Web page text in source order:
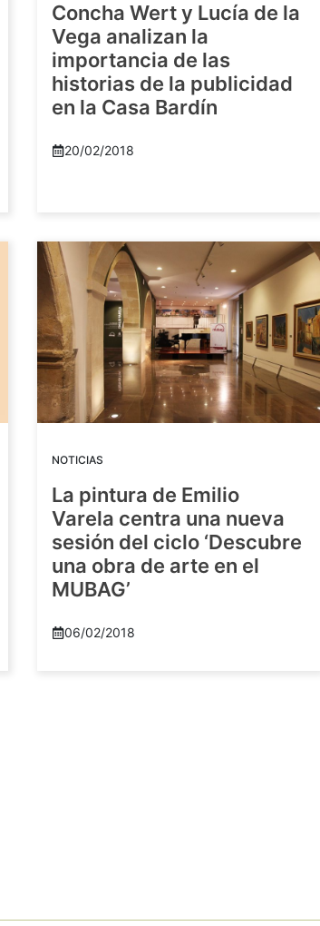
Concha Wert y Lucía de la
Vega analizan la
importancia de las
historias de la publicidad
en la Casa Bardín
20/02/2018
NOTICIAS
La pintura de Emilio
Varela centra una nueva
sesión del ciclo ‘Descubre
una obra de arte en el
MUBAG’
06/02/2018